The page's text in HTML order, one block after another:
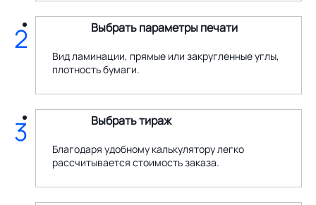
Выбрать параметры печати
Вид ламинации, прямые или закругленные углы,
плотность бумаги.
2
Выбрать тираж
Благодаря удобному калькулятору легко
рассчитывается стоимость заказа.
3